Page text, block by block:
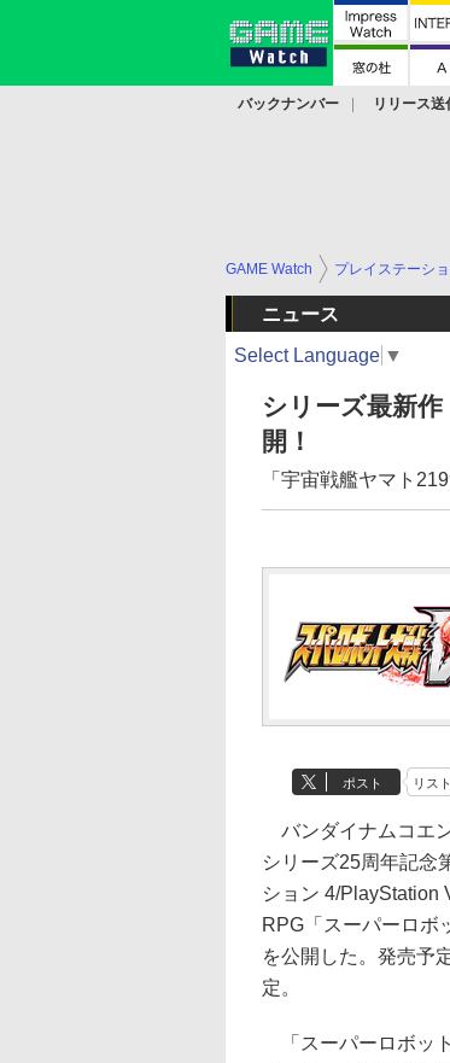
バックナンバー リリース送
GAME Watch プレイステーシ
ニュース
Select Language ▼
シリーズ最新
開！
「宇宙戦艦ヤマト
ポスト リスト
バンダイナムコエ
シリーズ25周年記念
ション 4/PlayStation
RPG「スーパーロボ
を公開した。発売予
定。
「スーパーロボッ